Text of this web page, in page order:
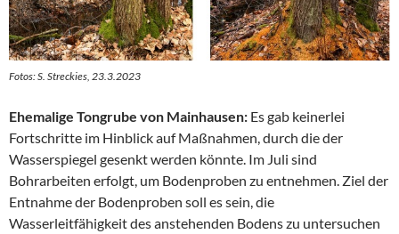
Fotos: S. Streckies, 23.3.2023
Ehemalige Tongrube von Mainhausen: Es gab keinerlei
Fortschritte im Hinblick auf Maßnahmen, durch die der
Wasserspiegel gesenkt werden könnte. Im Juli sind
Bohrarbeiten erfolgt, um Bodenproben zu entnehmen. Ziel der
Entnahme der Bodenproben soll es sein, die
Wasserleitfähigkeit des anstehenden Bodens zu untersuchen